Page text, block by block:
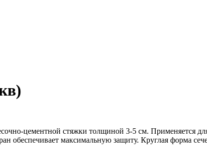
цементной стяжки толщиной 3-5 см. Применяется
максимальную защиту. Круглая форма